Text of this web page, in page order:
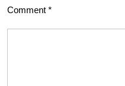
Comment *